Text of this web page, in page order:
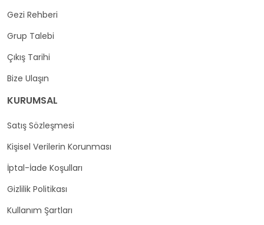
Gezi Rehberi
Grup Talebi
Çıkış Tarihi
Bize Ulaşın
KURUMSAL
Satış Sözleşmesi
Kişisel Verilerin Korunması
İptal-İade Koşulları
Gizlilik Politikası
Kullanım Şartları